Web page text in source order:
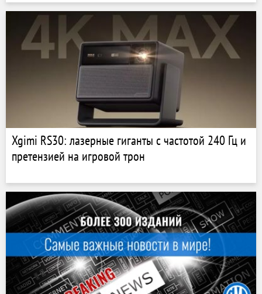
Xgimi RS30: лазерные гиганты с частотой 240 Гц и
претензией на игровой трон